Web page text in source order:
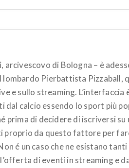
di Bologna – è
lombardo Pierbattista Pizzaball,
e sullo streaming.
calcio essendo lo sport più
prima di decidere di iscriversi
proprio da questo fattore per
é un caso che ne esistano
di eventi in streaming e